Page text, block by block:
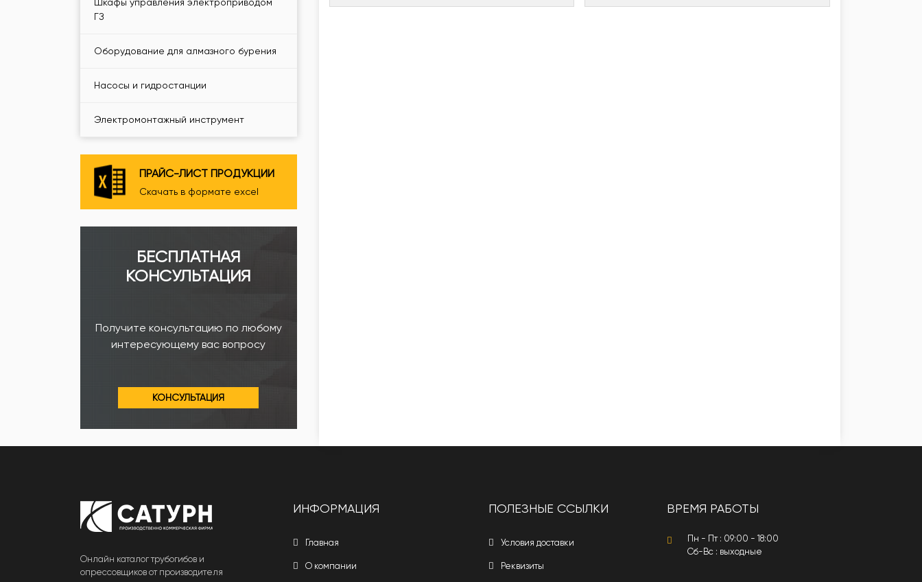
ГЗ
Оборудование для алмазного бурения
Насосы и гидростанции
Электромонтажный инструмент
ПРАЙС-ЛИСТ ПРОДУКЦИИ
Скачать в формате excel
БЕСПЛАТНАЯ
КОНСУЛЬТАЦИЯ
Получите консультацию по любому
интересующему вас вопросу
КОНСУЛЬТАЦИЯ
Онлайн каталог трубогибов и
опрессовщиков от производителя
ИНФОРМАЦИЯ
Главная
О компании
ПОЛЕЗНЫЕ ССЫЛКИ
Условия доставки
Реквизиты
ВРЕМЯ РАБОТЫ
Пн - Пт : 09:00 - 18:00
Сб-Вс : выходные